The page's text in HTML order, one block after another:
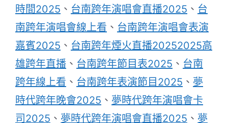
時間2025 、 台南跨年演唱會直播2025 、 台
南跨年演唱會線上看 、 台南跨年演唱會表演
嘉賓2025 、 台南跨年煙火直播20252025高
雄跨年直播 、 台南跨年節目表2025 、 台南
跨年線上看 、 台南跨年表演節目2025 、 夢
時代跨年晚會2025 、 夢時代跨年演唱會卡
司2025 、 夢時代跨年演唱會直播2025 、 夢